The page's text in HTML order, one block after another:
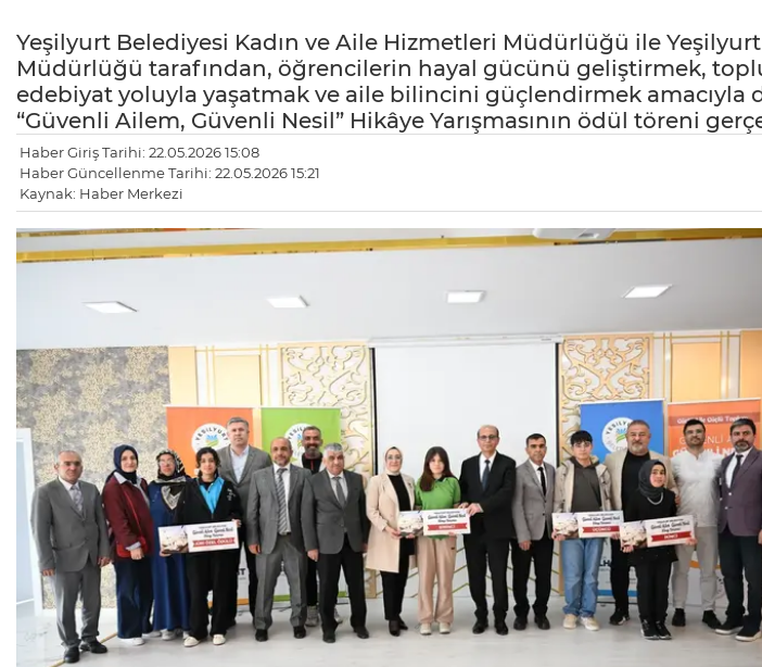
Yeşilyurt Belediyesi Kadın ve Aile Hizmetleri Müdürlüğü ile
Müdürlüğü tarafından, öğrencilerin hayal gücünü geliştirmek,
edebiyat yoluyla yaşatmak ve aile bilincini güçlendirmek amacıyla
“Güvenli Ailem, Güvenli Nesil” Hikâye Yarışmasının ödül töreni
Haber Giriş Tarihi: 22.05.2026 15:08
Haber Güncellenme Tarihi: 22.05.2026 15:21
Kaynak: Haber Merkezi